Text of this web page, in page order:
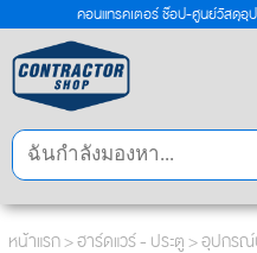
คอนแทรคเตอร์ ช๊อป-ศูนย์วัสดุอุ
หน้าแรก>ฮาร์ดแวร์ - ประตู>อุปกรณ์